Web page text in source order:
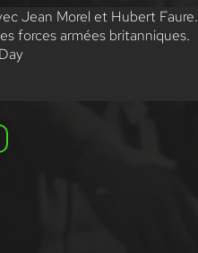
Jean Morel et Hubert Faure.
forces armées britanniques.